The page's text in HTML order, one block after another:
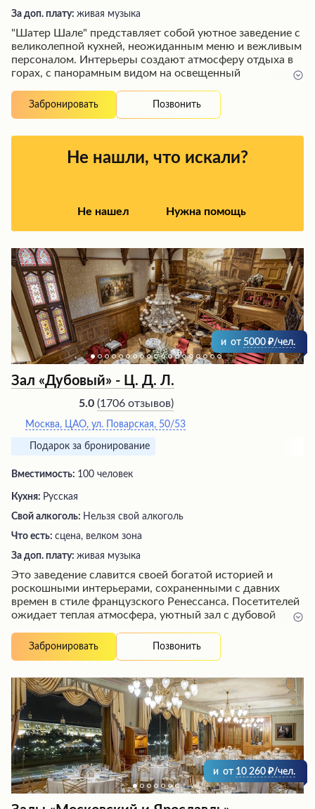
За доп. плату: живая музыка
"Шатер Шале" представляет собой уютное заведение с
великолепной кухней, неожиданным меню и вежливым
персоналом. Интерьеры создают атмосферу отдыха в
горах, с панорамным видом на освещенный
блюда, приготовленные талантливыми поварами,
среди которых особо выделяются нежная форель и
подходит как для больших компаний, так и для
романтических встреч, а также располагает удобной
парковкой и детской зоной с аниматорами.
Забронировать Позвонить
Не нашли, что искали?
Не нашел Нужна помощь
и от 5000 /чел.
Зал «Дубовый» - Ц. Д. Л.
5.0 (1706 отзывов)
Москва, ЦАО, ул. Поварская, 50/53
Подарок за бронирование
Вместимость: 100 человек
Кухня: Русская
Свой алкоголь: Нельзя свой алкоголь
Что есть: сцена, велком зона
За доп. плату: живая музыка
Это заведение славится своей богатой историей и
роскошными интерьерами, сохраненными с давних
времен в стиле французского Ренессанса. Посетителей
ожидает теплая атмосфера, уютный зал с дубовой
пианистов. Меню предлагает разнообразные блюда,
приготовленные с любовью и качественными
подача может слегка разочаровать. Тем не менее,
высокий уровень обслуживания, прекрасная атмосфера
и неповторимый колорит делают это место
излюбленным как для местных жителей, так и для
туристов.
Забронировать Позвонить
и от 10 260 /чел.